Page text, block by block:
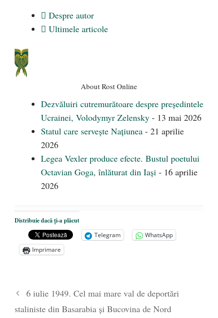
Despre autor
Ultimele articole
About Rost Online
Dezvăluiri cutremurătoare despre președintele
Ucrainei, Volodymyr Zelensky - 13 mai 2026
Statul care servește Națiunea - 21 aprilie
2026
Legea Vexler produce efecte. Bustul poetului
Octavian Goga, înlăturat din Iași - 16 aprilie
2026
Distribuie dacă ți-a plăcut
Telegram
WhatsApp
Imprimare
6 iulie 1949. Cel mai mare val de deportări
staliniste din Basarabia și Bucovina de Nord